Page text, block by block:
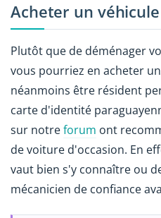
Acheter un
Plutôt que de déménager
vous pourriez en acheter
néanmoins être résident
carte d'identité
sur notreforum ont
de voiture d'occasion. En
vaut bien s'y connaître ou
mécanicien de confiance